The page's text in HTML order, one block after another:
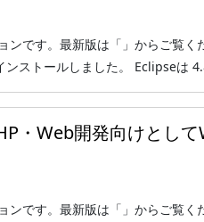
ンです。最新版は「」からご覧く
ンストールしました。 Eclipseは
・Web開発向けとし
ンです。最新版は「」からご覧く